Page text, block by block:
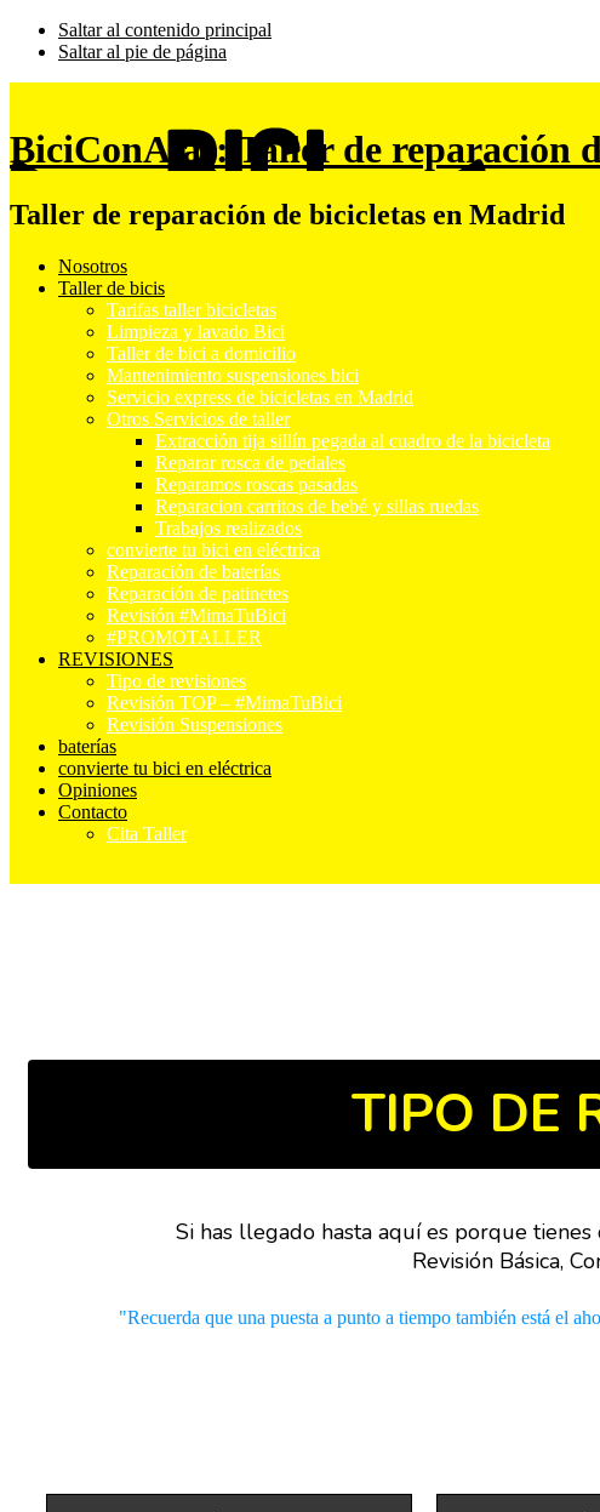
Saltar al contenido principal
Saltar al pie de página
BiciConAlas: Taller de reparación
Taller de reparación de bicicletas en Madrid
Nosotros
Taller de bicis
Tarifas taller bicicletas
Limpieza y lavado Bici
Taller de bici a domicilio
Mantenimiento suspensiones bici
Servicio express de bicicletas en Madrid
Otros Servicios de taller
Extracción tija sillín pegada al cuadro de la bicicleta
Reparar rosca de pedales
Reparamos roscas pasadas
Reparacion carritos de bebé y sillas ruedas
Trabajos realizados
convierte tu bici en eléctrica
Reparación de baterías
Reparación de patinetes
Revisión #MimaTuBici
#PROMOTALLER
REVISIONES
Tipo de revisiones
Revisión TOP – #MimaTuBici
Revisión Suspensiones
baterías
convierte tu bici en eléctrica
Opiniones
Contacto
Cita Taller
TIPO DE
Si has llegado hasta aquí es porque
Revisión Básica,
"Recuerda que una puesta a punto a tiempo también está el